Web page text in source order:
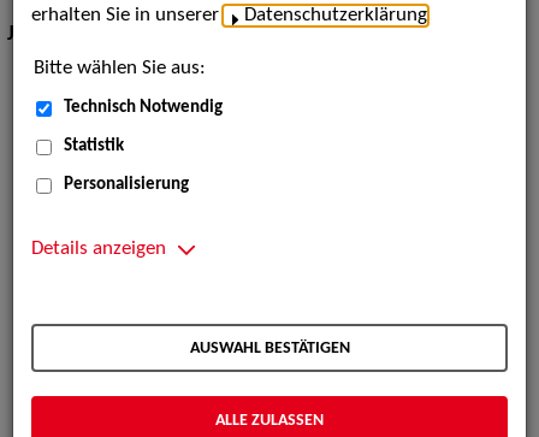
Jahrgang:
erhalten Sie in unserer
Datenschutzerklärung
Bitte wählen Sie aus:
Technisch Notwendig
Statistik
Personalisierung
Details anzeigen
AUSWAHL BESTÄTIGEN
ALLE ZULASSEN